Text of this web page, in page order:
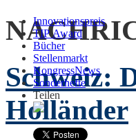
Innovationspreis
TIP Award
Bücher
Stellenmarkt
KongressNews
Sonderhefte
Teilen
Schweiz:
Holländer